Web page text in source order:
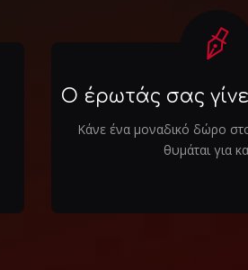
Ο έρωτάς σας
Κάνε ένα μοναδικό δώρο
θυμάται για